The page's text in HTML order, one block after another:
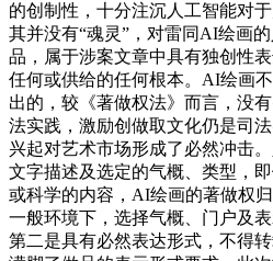
的创制性，十分注沉人工智能对
其并没有“魂灵”，对雷同AI绘画
品，属于涉案文章中具有独创性
任何或供给的任何根本。AI绘画
出的，较《著做权法》而言，没
法实践，激励创做取文化仍是司
兴起对艺术市场形成了必然冲击
文字描述及选定的气概、类型，
或科学的内容，AI绘画的著做权
一般环境下，选择气概、门户及
第二是具有必然表达形式，不得